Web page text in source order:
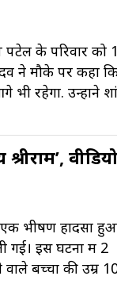
पटेल के परिवार को 1
ने मौके पर कहा
रहेगा. उन्होंने
वीडियो
भीषण हादसा
गई। इस घटना में 2
बच्चों की उम्र